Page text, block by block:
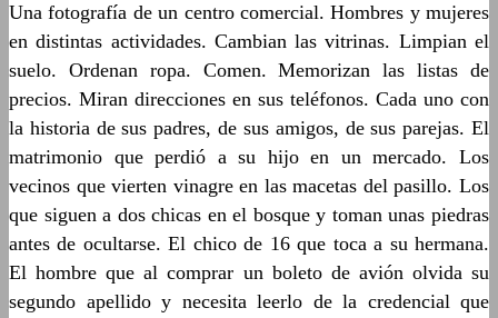
Una fotografía de un centro comercial. Hombres y mujeres
en distintas actividades. Cambian las vitrinas. Limpian el
suelo. Ordenan ropa. Comen. Memorizan las listas de
precios. Miran direcciones en sus teléfonos. Cada uno con
la historia de sus padres, de sus amigos, de sus parejas. El
matrimonio que perdió a su hijo en un mercado. Los
vecinos que vierten vinagre en las macetas del pasillo. Los
que siguen a dos chicas en el bosque y toman unas piedras
antes de ocultarse. El chico de 16 que toca a su hermana.
El hombre que al comprar un boleto de avión olvida su
segundo apellido y necesita leerlo de la credencial que